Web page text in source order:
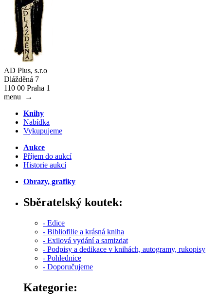
AD Plus, s.r.o
Dlážděná 7
110 00 Praha 1
menu
→
Knihy
Nabídka
Vykupujeme
Aukce
Příjem do aukcí
Historie aukcí
Obrazy, grafiky
Sběratelský koutek:
- Edice
- Bibliofilie a krásná kniha
- Exilová vydání a samizdat
- Podpisy a dedikace v knihách, autogramy, rukopisy
- Pohlednice
- Doporučujeme
Kategorie: